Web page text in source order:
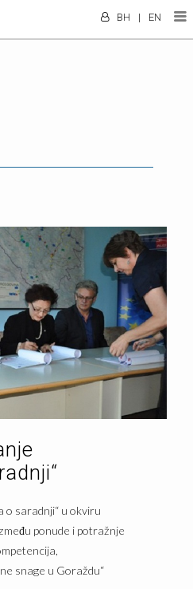
EN
|
BH
o saradnji“ u okviru
ponude i potražnje
snage u Goraždu“